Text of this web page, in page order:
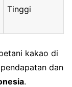
Tinggi
kakao di
dan
.